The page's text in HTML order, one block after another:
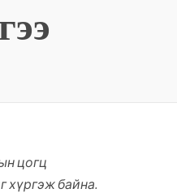
цогц
хүргэж байна.